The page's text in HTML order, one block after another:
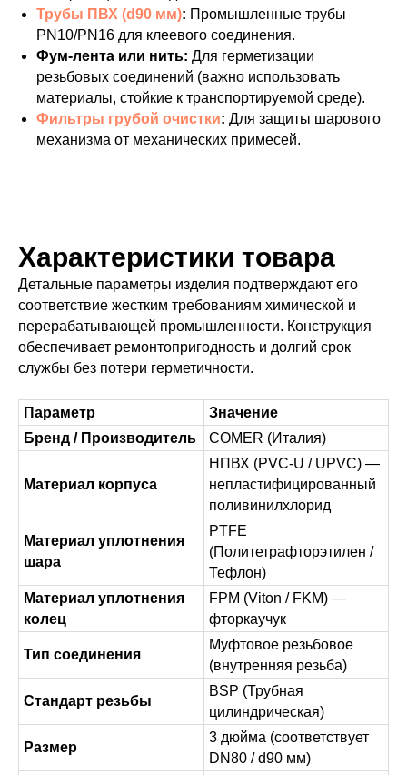
Трубы ПВХ (d90 мм): Промышленные трубы
PN10/PN16 для клеевого соединения.
Фум-лента или нить: Для герметизации
резьбовых соединений (важно использовать
материалы, стойкие к транспортируемой среде).
Фильтры грубой очистки: Для защиты шарового
механизма от механических примесей.
Характеристики товара
Детальные параметры изделия подтверждают его
соответствие жестким требованиям химической и
перерабатывающей промышленности. Конструкция
обеспечивает ремонтопригодность и долгий срок
службы без потери герметичности.
Параметр
Значение
Бренд / Производитель
COMER (Италия)
Материал корпуса
НПВХ (PVC-U / UPVC) —
непластифицированный
поливинилхлорид
Материал уплотнения
шара
PTFE
(Политетрафторэтилен /
Тефлон)
Материал уплотнения
колец
FPM (Viton / FKM) —
фторкаучук
Тип соединения
Муфтовое резьбовое
(внутренняя резьба)
Стандарт резьбы
BSP (Трубная
цилиндрическая)
Размер
3 дюйма (соответствует
DN80 / d90 мм)